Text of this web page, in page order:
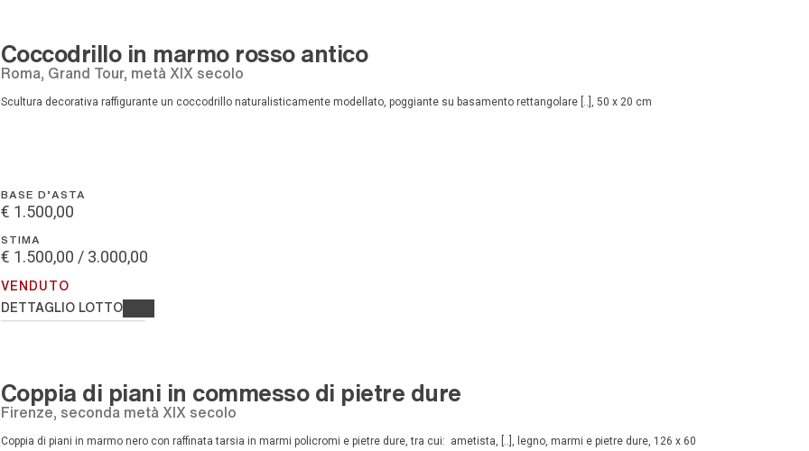
Coccodrillo in marmo rosso antico
Roma, Grand Tour, metà XIX secolo
Scultura decorativa raffigurante un coccodrillo naturalisticamente modellato, poggiante su basamento rettangolare [..], 50 x 20 cm
BASE D'ASTA
€ 1.500,00
STIMA
€ 1.500,00 / 3.000,00
VENDUTO
DETTAGLIO LOTTO
Coppia di piani in commesso di pietre dure
Firenze, seconda metà XIX secolo
Coppia di piani in marmo nero con raffinata tarsia in marmi policromi e pietre dure, tra cui: ametista, [..], legno, marmi e pietre dure, 126 x 60